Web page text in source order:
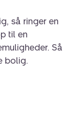
højere enhed.
så ringer en
til en
Så
bolig.